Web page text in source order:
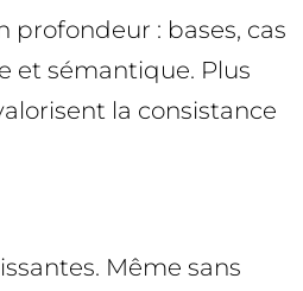
profondeur : bases, cas
et sémantique. Plus
la consistance
Même sans